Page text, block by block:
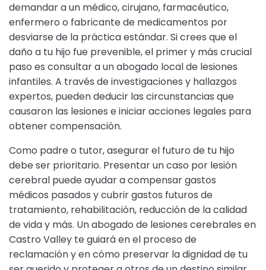
demandar a un médico, cirujano, farmacéutico,
enfermero o fabricante de medicamentos por
desviarse de la práctica estándar. Si crees que el
daño a tu hijo fue prevenible, el primer y más crucial
paso es consultar a un abogado local de lesiones
infantiles. A través de investigaciones y hallazgos
expertos, pueden deducir las circunstancias que
causaron las lesiones e iniciar acciones legales para
obtener compensación.
Como padre o tutor, asegurar el futuro de tu hijo
debe ser prioritario. Presentar un caso por lesión
cerebral puede ayudar a compensar gastos
médicos pasados y cubrir gastos futuros de
tratamiento, rehabilitación, reducción de la calidad
de vida y más. Un abogado de lesiones cerebrales en
Castro Valley te guiará en el proceso de
reclamación y en cómo preservar la dignidad de tu